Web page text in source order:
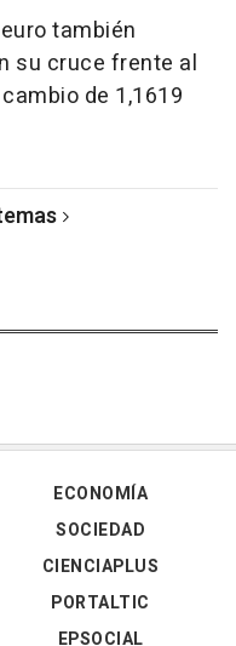
también
su cruce frente al
de 1,1619
ECONOMÍA
SOCIEDAD
CIENCIAPLUS
PORTALTIC
EPSOCIAL